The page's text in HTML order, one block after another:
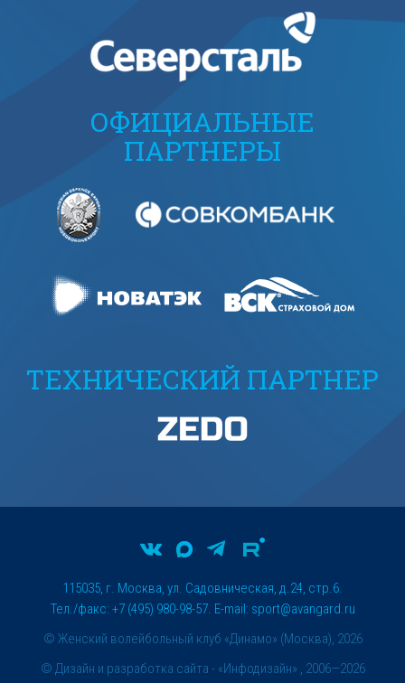
ОФИЦИАЛЬНЫЕ
ПАРТНЕРЫ
ТЕХНИЧЕСКИЙ ПАРТНЕР
© Женский волейбольный клуб «Динамо» (Москва), 2026
115035, г. Москва, ул. Садовническая, д.24, стр.6.
Тел./факс: +7 (495) 980-98-57. E-mail: sport@avangard.ru
© Дизайн и разработка сайта - «Инфодизайн» , 2006—2026